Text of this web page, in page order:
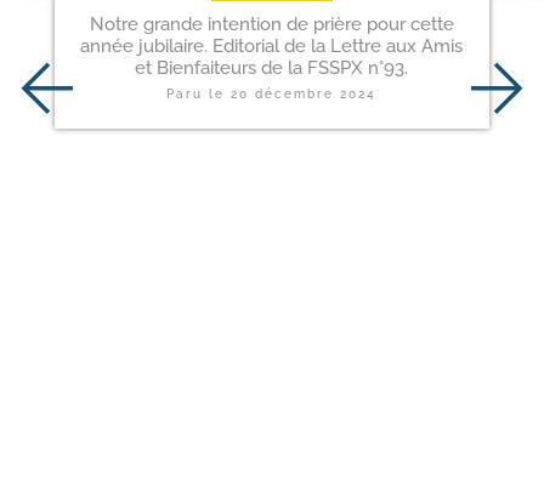
Notre grande intention de prière pour cette
année jubilaire. Editorial de la Lettre aux Amis
et Bienfaiteurs de la FSSPX n°93.
Paru le20 décembre 2024